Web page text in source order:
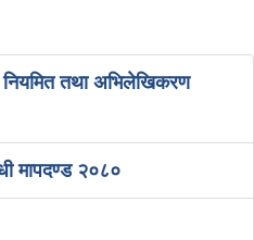
नियमित तथा अभिलेखिकरण
मापदण्ड २०८०